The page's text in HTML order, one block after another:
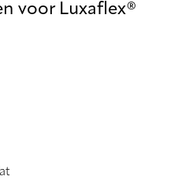
voor Luxaflex®